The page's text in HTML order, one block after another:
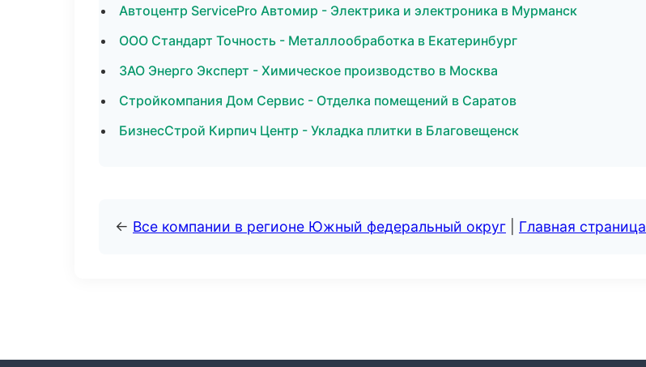
Автоцентр ServicePro Автомир - Электрика и электроника в Мурманск
ООО Стандарт Точность - Металлообработка в Екатеринбург
ЗАО Энерго Эксперт - Химическое производство в Москва
Стройкомпания Дом Сервис - Отделка помещений в Саратов
БизнесСтрой Кирпич Центр - Укладка плитки в Благовещенск
← Все компании в регионе Южный федеральный округ Главная страница